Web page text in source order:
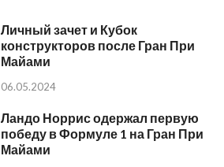
Личный зачет и Кубок
конструкторов после Гран При
Майами
06.05.2024
Ландо Норрис одержал первую
победу в Формуле 1 на Гран При
Майами